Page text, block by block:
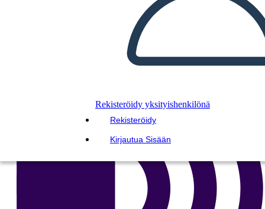
Rekisteröidy yksityishenkilönä
Rekisteröidy
Kirjautua Sisään
LUO KUVAKÄSIKIRJOITUS
TOISTA DIAESITYS
LUE MINULLE